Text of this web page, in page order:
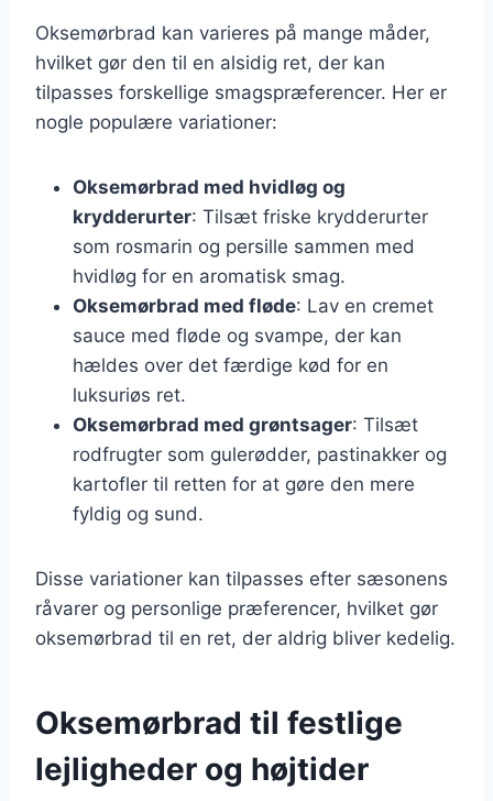
Oksemørbrad kan varieres på mange måder,
hvilket gør den til en alsidig ret, der kan
tilpasses forskellige smagspræferencer. Her er
nogle populære variationer:
Oksemørbrad med hvidløg og
krydderurter: Tilsæt friske krydderurter
som rosmarin og persille sammen med
hvidløg for en aromatisk smag.
Oksemørbrad med fløde: Lav en cremet
sauce med fløde og svampe, der kan
hældes over det færdige kød for en
luksuriøs ret.
Oksemørbrad med grøntsager: Tilsæt
rodfrugter som gulerødder, pastinakker og
kartofler til retten for at gøre den mere
fyldig og sund.
Disse variationer kan tilpasses efter sæsonens
råvarer og personlige præferencer, hvilket gør
oksemørbrad til en ret, der aldrig bliver kedelig.
Oksemørbrad til festlige
lejligheder og højtider